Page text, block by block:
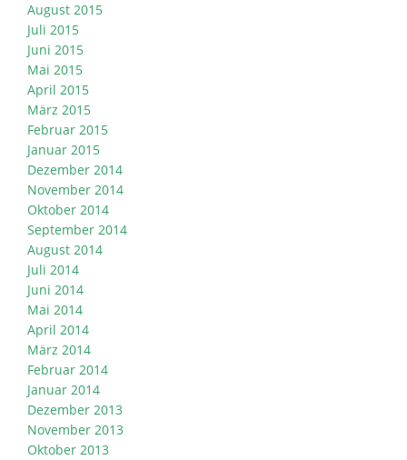
August 2015
Juli 2015
Juni 2015
Mai 2015
April 2015
März 2015
Februar 2015
Januar 2015
Dezember 2014
November 2014
Oktober 2014
September 2014
August 2014
Juli 2014
Juni 2014
Mai 2014
April 2014
März 2014
Februar 2014
Januar 2014
Dezember 2013
November 2013
Oktober 2013